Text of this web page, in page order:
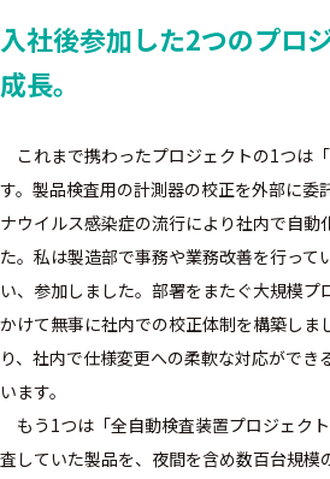
入社後参加した2つのプロ
成長。
これまで携わったプロジェクトの1つは
す。製品検査用の計測器の校正を外部に委
ナウイルス感染症の流行により社内で自動
た。私は製造部で事務や業務改善を行って
い、参加しました。部署をまたぐ大規模プ
かけて無事に社内での校正体制を構築しま
り、社内で仕様変更への柔軟な対応ができ
います。
もう1つは「全自動検査装置プロジェク
査していた製品を、夜間を含め数百台規模